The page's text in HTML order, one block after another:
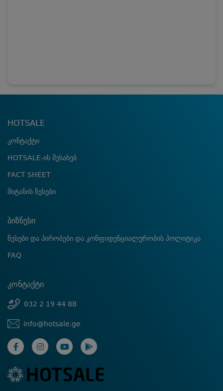
HOTSALE
კონტაქტი
HOTSALE-ის შესახებ
FACT SHEET
მიტანის წესები
ბიზნესი
წესები და პირობები და კონფიდენციალურობის პოლიტიკა
FAQ
კონტაქტი
032 2 19 44 88
info@hotsale.ge